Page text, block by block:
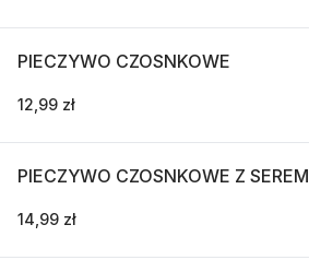
PIECZYWO CZOSNKOWE
12,99 zł
PIECZYWO CZOSNKOWE Z SEREM
14,99 zł